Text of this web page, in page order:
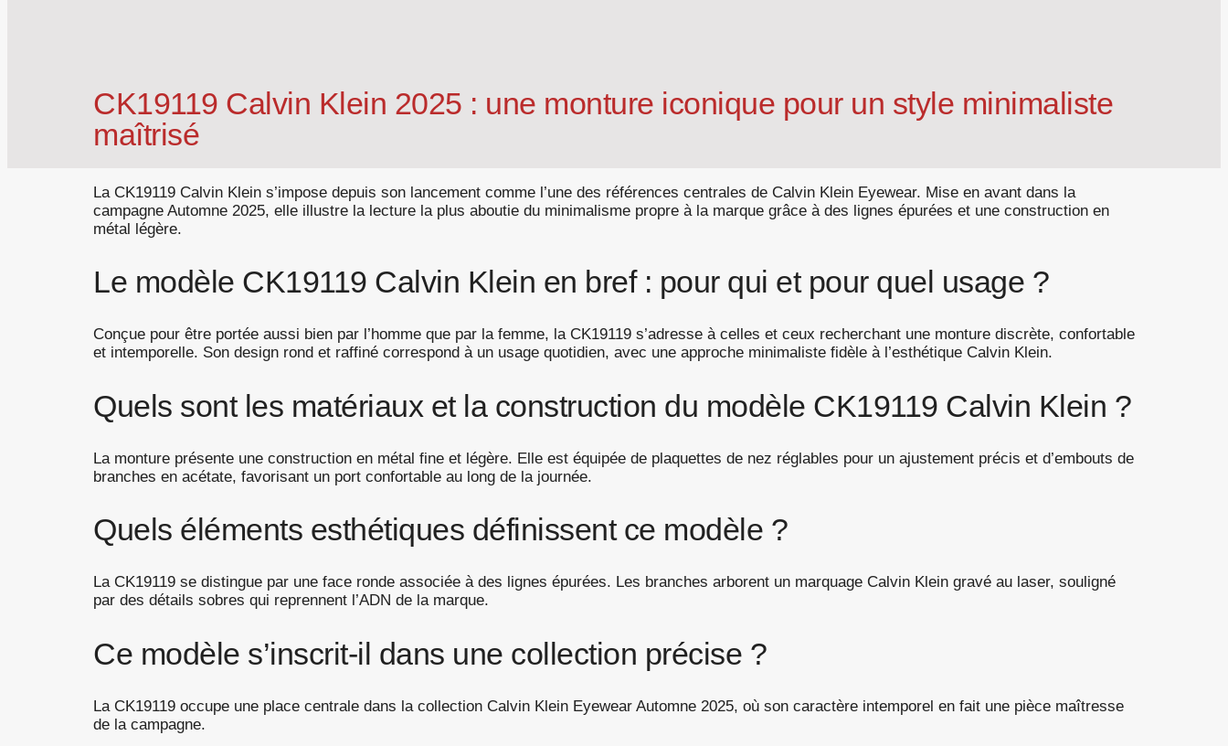
CK19119 Calvin Klein 2025 : une monture iconique pour un style minimaliste
maîtrisé
La CK19119 Calvin Klein s’impose depuis son lancement comme l’une des références centrales de Calvin Klein Eyewear. Mise en avant dans la
campagne Automne 2025, elle illustre la lecture la plus aboutie du minimalisme propre à la marque grâce à des lignes épurées et une construction en
métal légère.
Le modèle CK19119 Calvin Klein en bref : pour qui et pour quel usage ?
Conçue pour être portée aussi bien par l’homme que par la femme, la CK19119 s’adresse à celles et ceux recherchant une monture discrète, confortable
et intemporelle. Son design rond et raffiné correspond à un usage quotidien, avec une approche minimaliste fidèle à l’esthétique Calvin Klein.
Quels sont les matériaux et la construction du modèle CK19119 Calvin Klein ?
La monture présente une construction en métal fine et légère. Elle est équipée de plaquettes de nez réglables pour un ajustement précis et d’embouts de
branches en acétate, favorisant un port confortable au long de la journée.
Quels éléments esthétiques définissent ce modèle ?
La CK19119 se distingue par une face ronde associée à des lignes épurées. Les branches arborent un marquage Calvin Klein gravé au laser, souligné
par des détails sobres qui reprennent l’ADN de la marque.
Ce modèle s’inscrit-il dans une collection précise ?
La CK19119 occupe une place centrale dans la collection Calvin Klein Eyewear Automne 2025, où son caractère intemporel en fait une pièce maîtresse
de la campagne.